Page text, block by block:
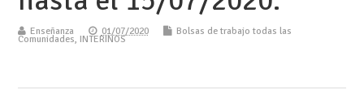
Enseñanza 01/07/2020 Bolsas de trabajo todas las
Comunidades, INTERINOS